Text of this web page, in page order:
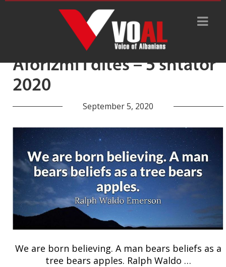
Tag Archive: pema
Aforizmi i ditës – 5 shtator
2020
September 5, 2020
We are born believing. A man bears beliefs as a
tree bears apples. Ralph Waldo …